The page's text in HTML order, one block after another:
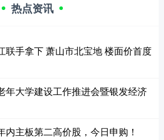
热点资讯
联手拿下 萧山市北宝地 楼面价首度
年大学建设工作推进会暨银发经济
内主板第二高价股，今日申购！